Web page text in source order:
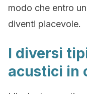
modo che entro
diventi piacevole.
I diversi
acustici in